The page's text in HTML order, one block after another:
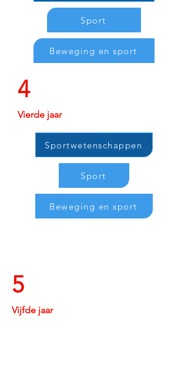
Sport
Beweging en sport
4
Vierde jaar
Sportwetenschappen
Sport
Beweging en sport
5
Vijfde jaar